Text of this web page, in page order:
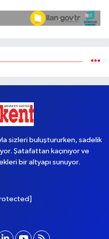
sizleri buluştururken, sadelik
Şatafattan kaçınıyor ve
bir altyapı sunuyor.